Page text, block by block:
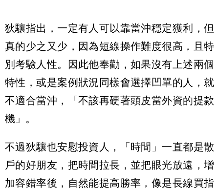
狄驤指出，一定有人可以靠當沖穩定獲利，但
真的少之又少，因為短線操作難度很高，且特
別考驗人性。因此他奉勸，如果沒有上述兩個
特性，或是案例狀況同樣會選擇凹單的人，就
不適合當沖，「不該再硬著頭皮當外資的提款
機」。
不過狄驤也安慰投資人，「時間」一直都是散
戶的好朋友，把時間拉長，並把眼光放遠，增
加容錯率後，自然能提高勝率，像是長線買指